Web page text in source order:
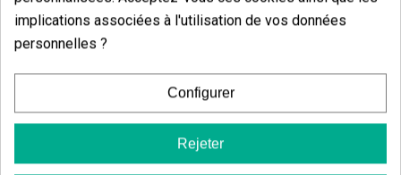
Chambre De Culture 60x60x140 Cm Cultibox Light Plus
62,90 € 74,97 €
implications associées à l'utilisation de vos données
personnelles ?
Configurer
Rejeter